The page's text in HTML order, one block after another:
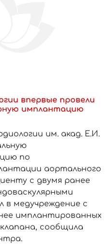
впервые провели
имплантацию
им. акад. Е.И.
по
аортального
с двумя ранее
в медучреждение с
имплантированных
сообщила